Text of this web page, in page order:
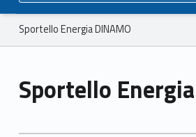
Breadcrumbs navigation
Sportello Energia DINAMO
Sportello